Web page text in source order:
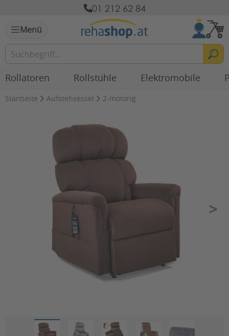
01 212 62 84
Menü
Rollatoren Rollstühle Elektromobile
Startseite Aufstehsessel 2-motorig